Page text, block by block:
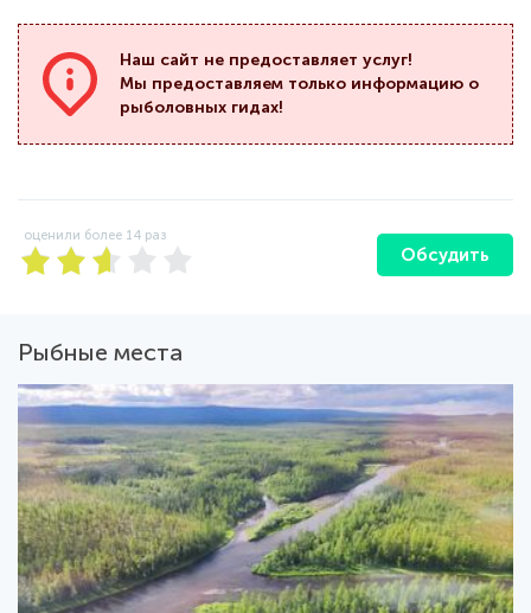
Наш сайт не предоставляет услуг!
Мы предоставляем только информацию о
рыболовных гидах!
оценили более 14 раз
Обсудить
Рыбные места